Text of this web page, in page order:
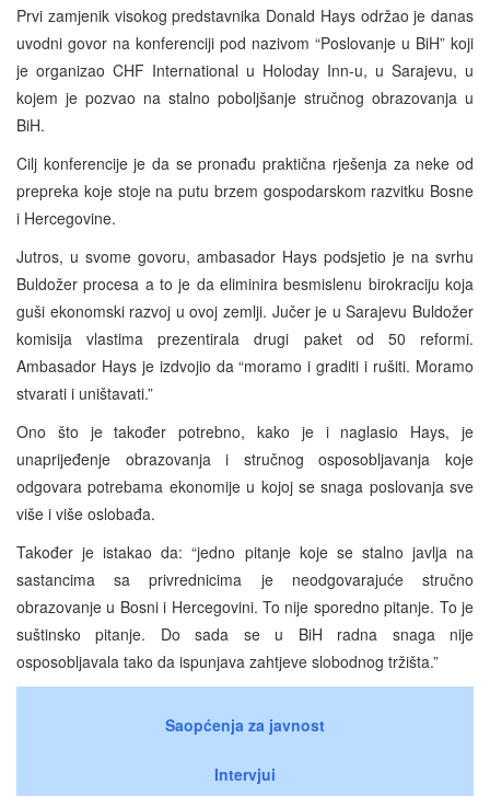
Prvi zamjenik visokog predstavnika Donald Hays održao je danas
uvodni govor na konferenciji pod nazivom “Poslovanje u BiH” koji
je organizao CHF International u Holoday Inn-u, u Sarajevu, u
kojem je pozvao na stalno poboljšanje stručnog obrazovanja u
BiH.
Cilj konferencije je da se pronađu praktična rješenja za neke od
prepreka koje stoje na putu brzem gospodarskom razvitku Bosne
i Hercegovine.
Jutros, u svome govoru, ambasador Hays podsjetio je na svrhu
Buldožer procesa a to je da eliminira besmislenu birokraciju koja
guši ekonomski razvoj u ovoj zemlji. Jučer je u Sarajevu Buldožer
komisija vlastima prezentirala drugi paket od 50 reformi.
Ambasador Hays je izdvojio da “moramo i graditi i rušiti. Moramo
stvarati i uništavati.”
Ono što je također potrebno, kako je i naglasio Hays, je
unaprijeđenje obrazovanja i stručnog osposobljavanja koje
odgovara potrebama ekonomije u kojoj se snaga poslovanja sve
više i više oslobađa.
Također je istakao da: “jedno pitanje koje se stalno javlja na
sastancima sa privrednicima je neodgovarajuće stručno
obrazovanje u Bosni i Hercegovini. To nije sporedno pitanje. To je
suštinsko pitanje. Do sada se u BiH radna snaga nije
osposobljavala tako da ispunjava zahtjeve slobodnog tržišta.”
Saopćenja za javnost
Intervjui